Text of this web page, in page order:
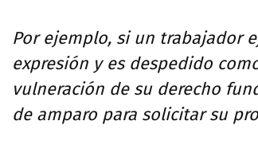
Por ejemplo, si un trabajador
expresión y es despedido
vulneración de su derecho
de amparo para solicitar su